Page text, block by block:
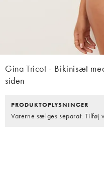
Gina Tricot - Bikinisæt
siden
PRODUKTOPLYSNINGER
Varerne sælges separat. Tilføj